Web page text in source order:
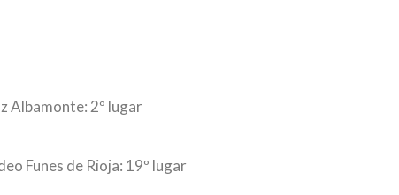
Albamonte: 2º lugar
Funes de Rioja: 19º lugar